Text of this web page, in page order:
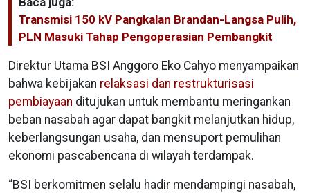
Transmisi 150 kV Pangkalan Brandan-Langsa Pulih,
PLN Masuki Tahap Pengoperasian Pembangkit
Direktur Utama BSI Anggoro Eko Cahyo menyampaikan
bahwa kebijakan relaksasi dan restrukturisasi
pembiayaan ditujukan untuk membantu meringankan
beban nasabah agar dapat bangkit melanjutkan hidup,
keberlangsungan usaha, dan mensuport pemulihan
ekonomi pascabencana di wilayah terdampak.
“BSI berkomitmen selalu hadir mendampingi nasabah,